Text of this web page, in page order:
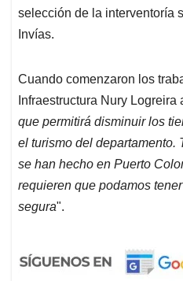
selección de la interventoría
Invías.
Cuando comenzaron los
Infraestructura Nury Logreira
que permitirá disminuir los
el turismo del departamento.
se han hecho en Puerto
requieren que podamos
segura".